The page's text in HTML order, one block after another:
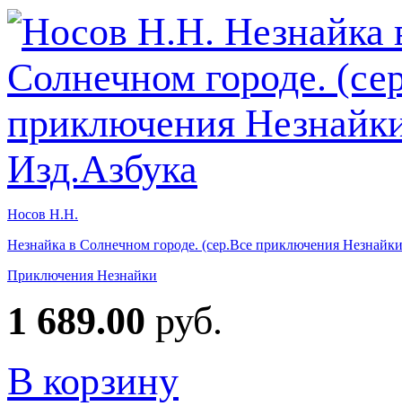
Носов Н.Н.
Незнайка в Солнечном городе. (сер.Все приключения
Приключения Незнайки
1 689.00 руб.
В корзину